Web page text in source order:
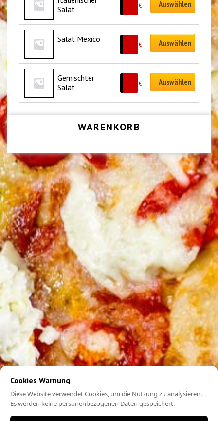
Salat
8.50€ Auswählen
Salat Mexico
8.50€ Auswählen
Gemischter
Salat
6.50€ Auswählen
WARENKORB
Cookies Warnung
Diese Website verwendet Cookies, um die Nutzung zu analysieren.
Es werden keine personenbezogenen Daten gespeichert.